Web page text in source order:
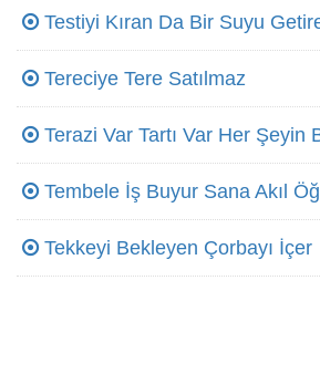
Testiyi Kıran Da Bir Suyu
Tereciye Tere Satılmaz
Terazi Var Tartı Var Her Şeyin
Tembele İş Buyur Sana Akıl
Tekkeyi Bekleyen Çorbayı İçer